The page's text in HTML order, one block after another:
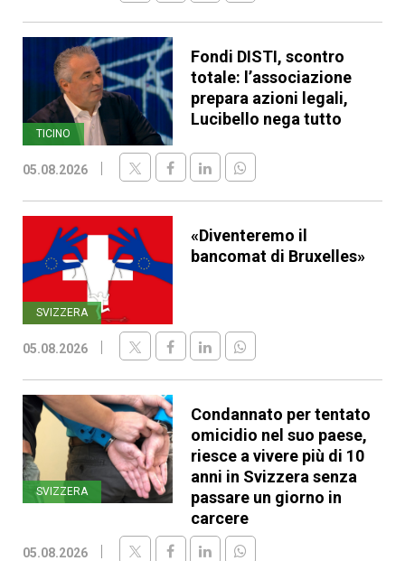
TICINO
Fondi DISTI, scontro
totale: l’associazione
prepara azioni legali,
Lucibello nega tutto
05.08.2026
SVIZZERA
«Diventeremo il
bancomat di Bruxelles»
05.08.2026
SVIZZERA
Condannato per tentato
omicidio nel suo paese,
riesce a vivere più di 10
anni in Svizzera senza
passare un giorno in
carcere
05.08.2026